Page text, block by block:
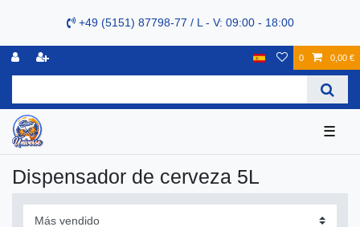
+49 (5151) 87798-77 / L - V: 09:00 - 18:00
0 0,00 €
☰
Dispensador de cerveza 5L